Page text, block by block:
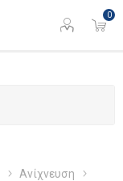
0
Ανίχνευση